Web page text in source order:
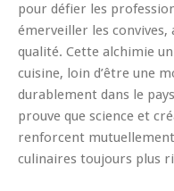
pour défier les
émerveiller les
qualité. Cette alchimie
cuisine, loin d’être une
durablement dans le
prouve que science et
renforcent
culinaires toujours plus